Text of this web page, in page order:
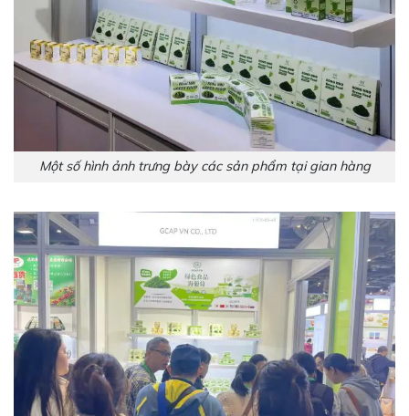
Một số hình ảnh trưng bày các sản phẩm tại gian hàng